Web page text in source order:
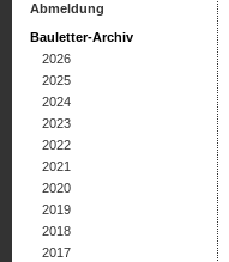
Abmeldung
Bauletter-Archiv
2026
2025
2024
2023
2022
2021
2020
2019
2018
2017